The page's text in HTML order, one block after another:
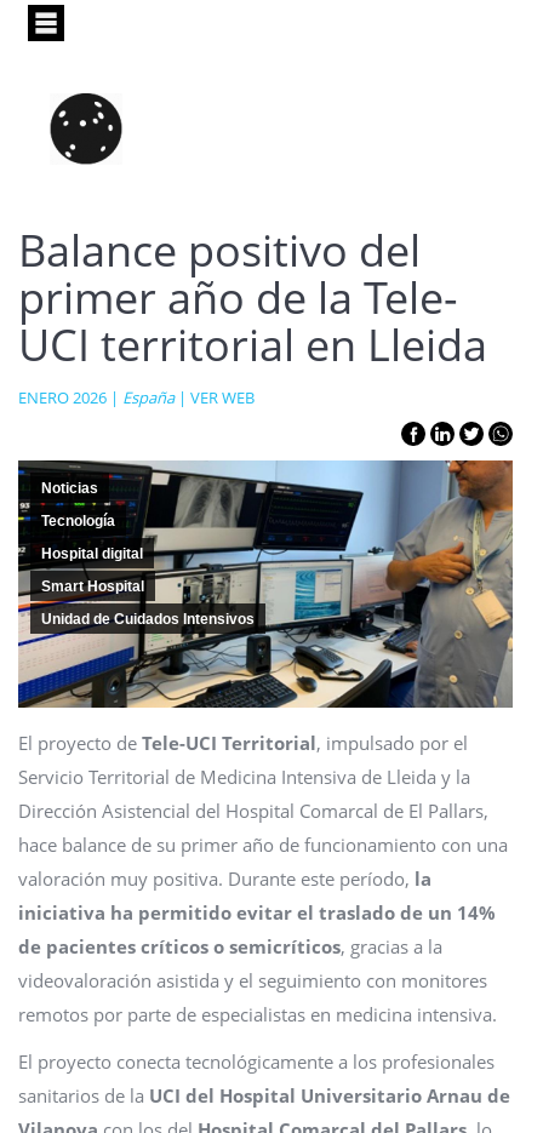
Pasar
principal
Balance positivo del
primer año de la Tele-
UCI territorial en Lleida
ENERO 2026 | España| VER WEB
Noticias
Tecnología
Hospital digital
Smart Hospital
Unidad de Cuidados Intensivos
El proyecto de Tele-UCI Territorial, impulsado por el
Servicio Territorial de Medicina Intensiva de Lleida y la
Dirección Asistencial del Hospital Comarcal de El Pallars,
hace balance de su primer año de funcionamiento con una
valoración muy positiva. Durante este período, la
iniciativa ha permitido evitar el traslado de un 14%
de pacientes críticos o semicríticos, gracias a la
videovaloración asistida y el seguimiento con monitores
remotos por parte de especialistas en medicina intensiva.
El proyecto conecta tecnológicamente a los profesionales
sanitarios de la UCI del Hospital Universitario Arnau de